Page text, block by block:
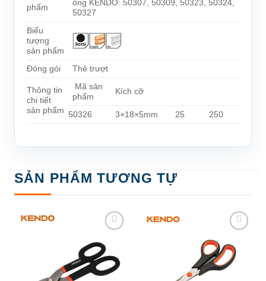
phẩm
ống KENDO: 50307, ​​50309, 50323, 50324,
50327
Biểu
tượng
sản phẩm
Đóng gói
Thẻ trượt
Thông tin
chi tiết
sản phẩm
Mã sản
phẩm
Kích cỡ
50326 3×18×5mm 25 250
SẢN PHẨM TƯƠNG TỰ
wishlist
wishlist